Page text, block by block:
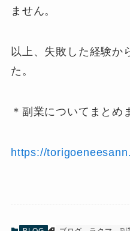
ません。
以上、失敗した経験か
た。
＊副業についてまとめ
https://